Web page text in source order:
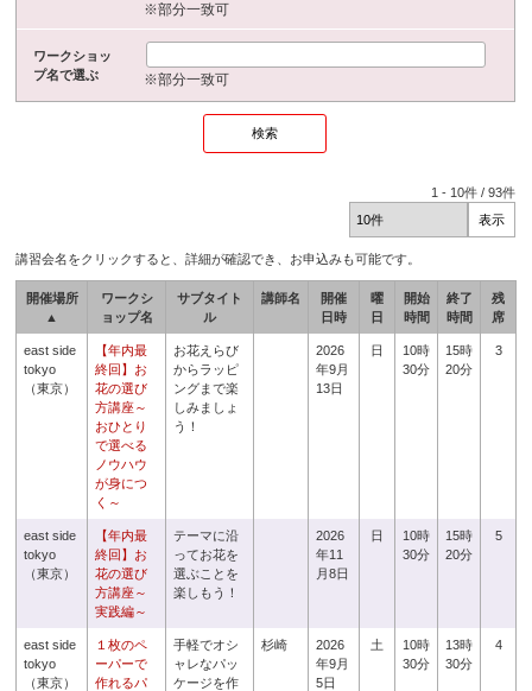
※部分一致可
ワークショッ
プ名で選ぶ
※部分一致可
1 - 10件 /93件
講習会名をクリックすると、詳細が確認でき、お申込みも可能です。
開催場所
▲
ワークシ
ョップ名
サブタイト
ル
講師名
開催
日時
曜
日
開始
時間
終了
時間
残
席
east side
tokyo
（東京）
【年内最
終回】お
花の選び
方講座～
おひとり
で選べる
ノウハウ
が身につ
く～
お花えらび
からラッピ
ングまで楽
しみましょ
う！
2026
年9月
13日
日
10時
30分
15時
20分
3
east side
tokyo
（東京）
【年内最
終回】お
花の選び
方講座～
実践編～
テーマに沿
ってお花を
選ぶことを
楽しもう！
2026
年11
月8日
日
10時
30分
15時
20分
5
east side
tokyo
（東京）
１枚のペ
ーパーで
作れるパ
手軽でオシ
ャレなパッ
ケージを作
杉崎
2026
年9月
5日
土
10時
30分
13時
30分
4